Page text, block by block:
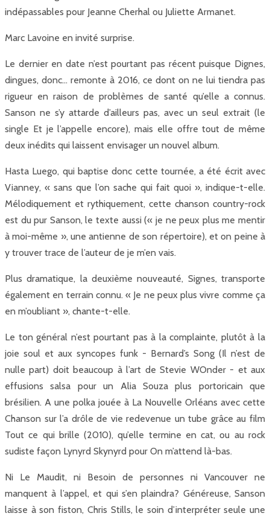
indépassables pour Jeanne Cherhal ou Juliette Armanet.
Marc Lavoine en invité surprise.
Le dernier en date n’est pourtant pas récent puisque Dignes,
dingues, donc… remonte à 2016, ce dont on ne lui tiendra pas
rigueur en raison de problèmes de santé qu’elle a connus.
Sanson ne s’y attarde d’ailleurs pas, avec un seul extrait (le
single Et je l’appelle encore), mais elle offre tout de même
deux inédits qui laissent envisager un nouvel album.
Hasta Luego, qui baptise donc cette tournée, a été écrit avec
Vianney, « sans que l’on sache qui fait quoi », indique-t-elle.
Mélodiquement et rythiquement, cette chanson country-rock
est du pur Sanson, le texte aussi (« je ne peux plus me mentir
à moi-même », une antienne de son répertoire), et on peine à
y trouver trace de l’auteur de je m’en vais.
Plus dramatique, la deuxième nouveauté, Signes, transporte
également en terrain connu. « Je ne peux plus vivre comme ça
en m’oubliant », chante-t-elle.
Le ton général n’est pourtant pas à la complainte, plutôt à la
joie soul et aux syncopes funk - Bernard’s Song (Il n’est de
nulle part) doit beaucoup à l’art de Stevie WOnder - et aux
effusions salsa pour un Alia Souza plus portoricain que
brésilien. A une polka jouée à La Nouvelle Orléans avec cette
Chanson sur l’a drôle de vie redevenue un tube grâce au film
Tout ce qui brille (2010), qu’elle termine en cat, ou au rock
sudiste façon Lynyrd Skynyrd pour On m’attend là-bas.
Ni Le Maudit, ni Besoin de personnes ni Vancouver ne
manquent à l’appel, et qui s’en plaindra? Généreuse, Sanson
laisse à son fiston, Chris Stills, le soin d’interpréter seule une